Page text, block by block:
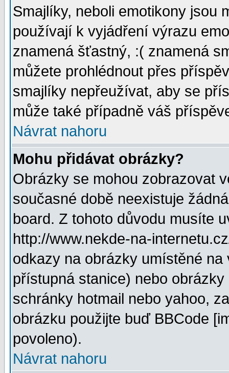
Smajlíky, neboli emotikony jsou
používají k vyjádření výrazu
znamená šťastný, :( znamená
můžete prohlédnout přes
smajlíky nepřeužívat, aby se
může také případně váš
Návrat nahoru
Mohu přidávat obrázky?
Obrázky se mohou zobrazovat
současné době neexistuje
board. Z tohoto důvodu musíte
http://www.nekde-na-
odkazy na obrázky umístěné
přístupná stanice) nebo
schránky hotmail nebo yahoo,
obrázku použijte buď BBCode
povoleno).
Návrat nahoru